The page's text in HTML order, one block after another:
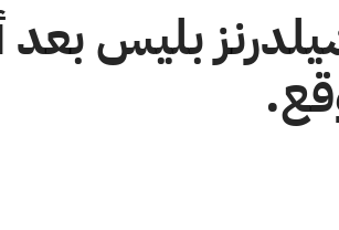
بليس بعد